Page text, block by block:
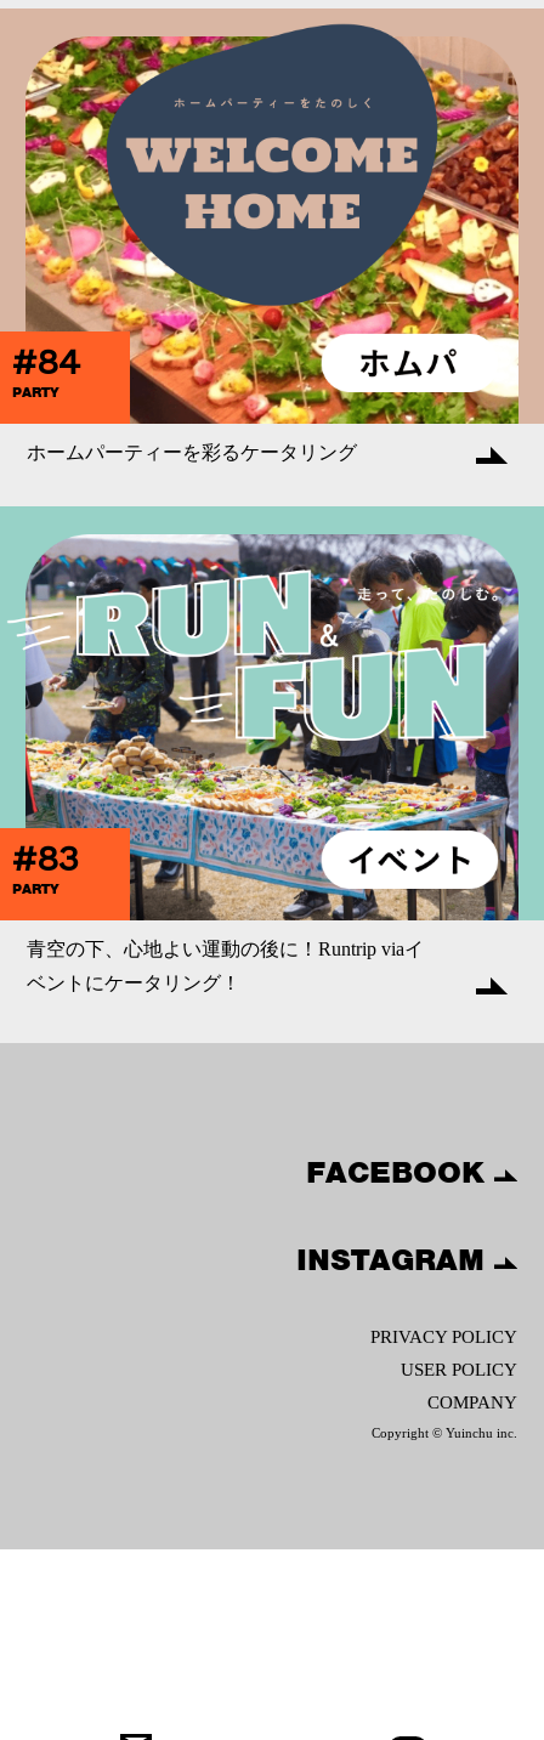
#84
PARTY
ホームパーティーを彩るケータリング
#83
PARTY
青空の下、心地よい運動の後に！Runtrip viaイ
ベントにケータリング！
FACEBOOK
INSTAGRAM
PRIVACY POLICY
USER POLICY
COMPANY
Copyright © Yuinchu inc.